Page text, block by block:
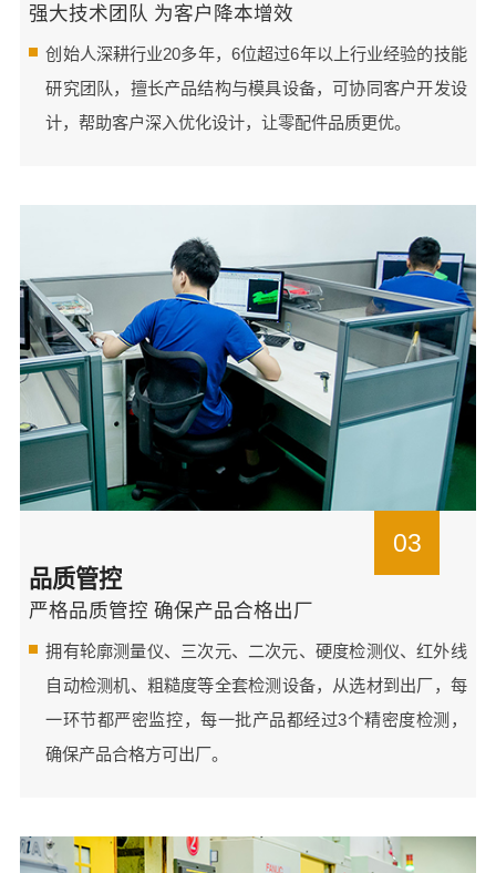
强大技术团队 为客户降本增效
创始人深耕行业20多年，6位超过6年以上行业经验的技能
研究团队，擅长产品结构与模具设备，可协同客户开发设
计，帮助客户深入优化设计，让零配件品质更优。
03
品质管控
严格品质管控 确保产品合格出厂
拥有轮廓测量仪、三次元、二次元、硬度检测仪、红外线
自动检测机、粗糙度等全套检测设备，从选材到出厂，每
一环节都严密监控，每一批产品都经过3个精密度检测，
确保产品合格方可出厂。